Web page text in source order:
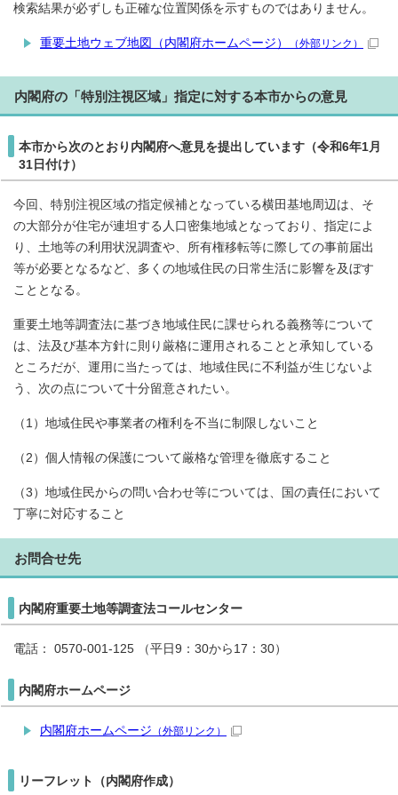
検索結果が必ずしも正確な位置関係を示すものではありません。
重要土地ウェブ地図（内閣府ホームページ） （外部リンク）
内閣府の「特別注視区域」指定に対する本市からの意見
本市から次のとおり内閣府へ意見を提出しています（令和6年1月
31日付け）
今回、特別注視区域の指定候補となっている横田基地周辺は、そ
の大部分が住宅が連坦する人口密集地域となっており、指定によ
り、土地等の利用状況調査や、所有権移転等に際しての事前届出
等が必要となるなど、多くの地域住民の日常生活に影響を及ぼす
こととなる。
重要土地等調査法に基づき地域住民に課せられる義務等について
は、法及び基本方針に則り厳格に運用されることと承知している
ところだが、運用に当たっては、地域住民に不利益が生じないよ
う、次の点について十分留意されたい。
（1）地域住民や事業者の権利を不当に制限しないこと
（2）個人情報の保護について厳格な管理を徹底すること
（3）地域住民からの問い合わせ等については、国の責任において
丁寧に対応すること
お問合せ先
内閣府重要土地等調査法コールセンター
電話： 0570-001-125 （平日9：30から17：30）
内閣府ホームページ
内閣府ホームページ （外部リンク）
リーフレット（内閣府作成）